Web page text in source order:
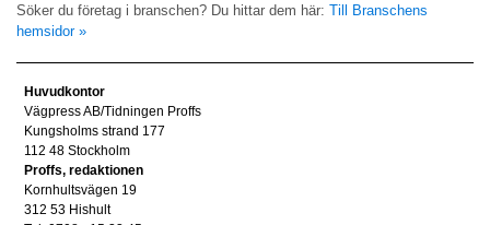
Söker du företag i branschen? Du hittar dem här: Till Branschens
hemsidor »
Huvudkontor
Vägpress AB/Tidningen Proffs
Kungsholms strand 177
112 48 Stockholm
Proffs, redaktionen
Kornhultsvägen 19
312 53 Hishult